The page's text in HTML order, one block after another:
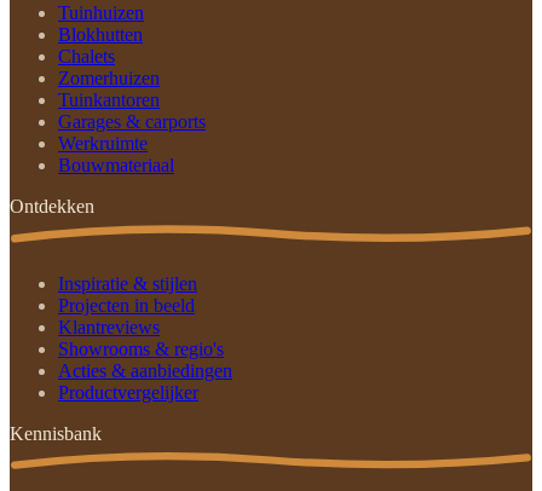
Tuinhuizen
Blokhutten
Chalets
Zomerhuizen
Tuinkantoren
Garages & carports
Werkruimte
Bouwmateriaal
Ontdekken
Inspiratie & stijlen
Projecten in beeld
Klantreviews
Showrooms & regio's
Acties & aanbiedingen
Productvergelijker
Kennisbank